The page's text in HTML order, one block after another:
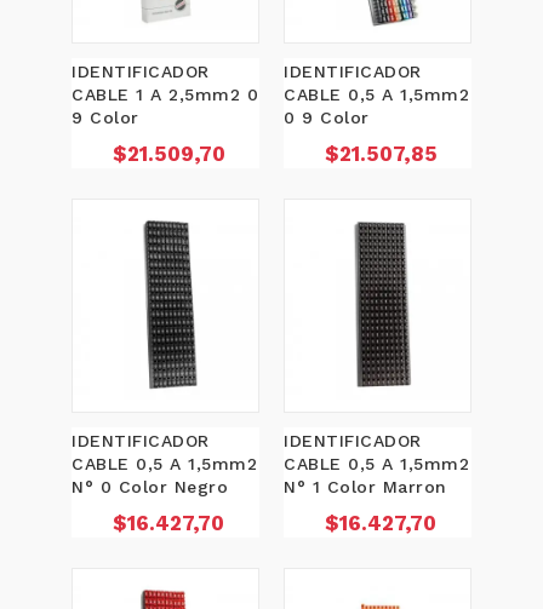
IDENTIFICADOR
CABLE 1 A 2,5mm2 0
9 Color
Precio
$21.509,70
IDENTIFICADOR
CABLE 0,5 A 1,5mm2
0 9 Color
Precio
$21.507,85
IDENTIFICADOR
CABLE 0,5 A 1,5mm2
N° 0 Color Negro
Precio
$16.427,70
IDENTIFICADOR
CABLE 0,5 A 1,5mm2
N° 1 Color Marron
Precio
$16.427,70